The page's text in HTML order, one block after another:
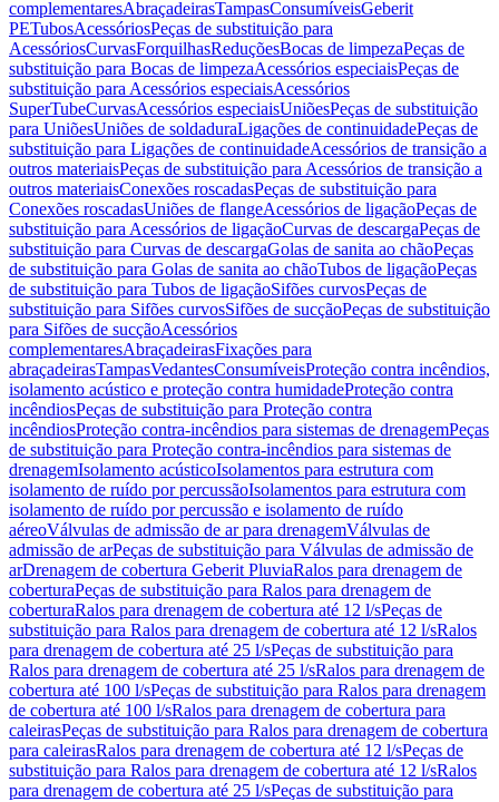
complementaresAbraçadeirasTampasConsumíveisGeberit
PETubosAcessóriosPeças de substituição para
AcessóriosCurvasForquilhasReduçõesBocas de limpezaPeças de
substituição para Bocas de limpezaAcessórios especiaisPeças de
substituição para Acessórios especiaisAcessórios
SuperTubeCurvasAcessórios especiaisUniõesPeças de substituição
para UniõesUniões de soldaduraLigações de continuidadePeças de
substituição para Ligações de continuidadeAcessórios de transição a
outros materiaisPeças de substituição para Acessórios de transição a
outros materiaisConexões roscadasPeças de substituição para
Conexões roscadasUniões de flangeAcessórios de ligaçãoPeças de
substituição para Acessórios de ligaçãoCurvas de descargaPeças de
substituição para Curvas de descargaGolas de sanita ao chãoPeças
de substituição para Golas de sanita ao chãoTubos de ligaçãoPeças
de substituição para Tubos de ligaçãoSifões curvosPeças de
substituição para Sifões curvosSifões de sucçãoPeças de substituição
para Sifões de sucçãoAcessórios
complementaresAbraçadeirasFixações para
abraçadeirasTampasVedantesConsumíveisProteção contra incêndios,
isolamento acústico e proteção contra humidadeProteção contra
incêndiosPeças de substituição para Proteção contra
incêndiosProteção contra-incêndios para sistemas de drenagemPeças
de substituição para Proteção contra-incêndios para sistemas de
drenagemIsolamento acústicoIsolamentos para estrutura com
isolamento de ruído por percussãoIsolamentos para estrutura com
isolamento de ruído por percussão e isolamento de ruído
aéreoVálvulas de admissão de ar para drenagemVálvulas de
admissão de arPeças de substituição para Válvulas de admissão de
arDrenagem de cobertura Geberit PluviaRalos para drenagem de
coberturaPeças de substituição para Ralos para drenagem de
coberturaRalos para drenagem de cobertura até 12 l/sPeças de
substituição para Ralos para drenagem de cobertura até 12 l/sRalos
para drenagem de cobertura até 25 l/sPeças de substituição para
Ralos para drenagem de cobertura até 25 l/sRalos para drenagem de
cobertura até 100 l/sPeças de substituição para Ralos para drenagem
de cobertura até 100 l/sRalos para drenagem de cobertura para
caleirasPeças de substituição para Ralos para drenagem de cobertura
para caleirasRalos para drenagem de cobertura até 12 l/sPeças de
substituição para Ralos para drenagem de cobertura até 12 l/sRalos
para drenagem de cobertura até 25 l/sPeças de substituição para